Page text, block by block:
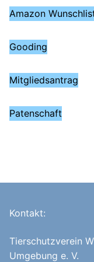
Amazon
Gooding
Mitgliedsantrag
Patenschaft
Kontakt:
Tierschutzverein
Umgebung e. V.